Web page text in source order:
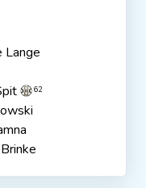
Lange
62